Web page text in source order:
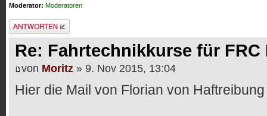
Moderator: Moderatoren
Antwort erstellen
Re: Fahrtechnikkurse für FRC
von Moritz » 9. Nov 2015, 13:04
Hier die Mail von Florian von Haftreibung